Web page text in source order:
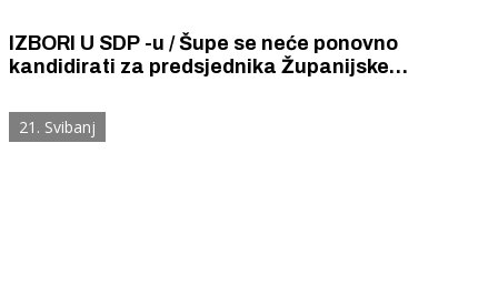
IZBORI U SDP -u / Šupe se neće ponovno
kandidirati za predsjednika Županijske
zato kandidaturu predao 66 - godišnji Rajić
21. Svibanj